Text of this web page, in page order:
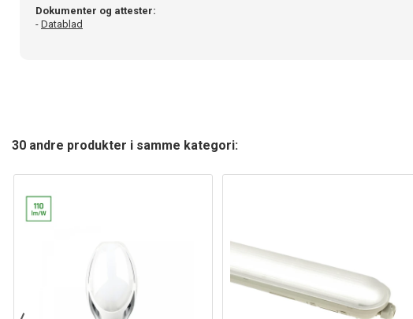
Dokumenter og attester:
- Datablad
30 andre produkter i samme kategori: